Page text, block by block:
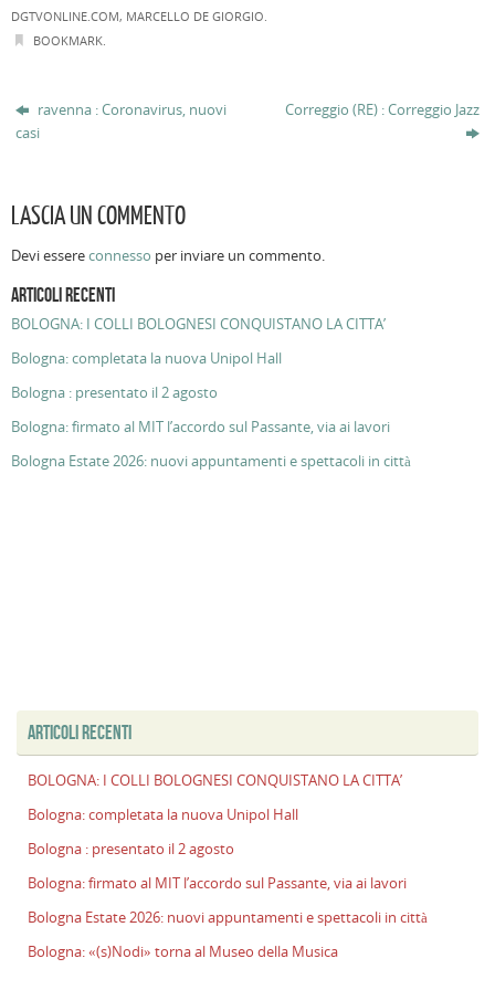
DGTVONLINE.COM, MARCELLO DE GIORGIO.
BOOKMARK.
ravenna : Coronavirus, nuovi
casi
Correggio (RE) : Correggio Jazz
LASCIA UN COMMENTO
Devi essereconnesso per inviare un commento.
ARTICOLI RECENTI
BOLOGNA: I COLLI BOLOGNESI CONQUISTANO LA CITTA’
Bologna: completata la nuova Unipol Hall
Bologna : presentato il 2 agosto
Bologna: firmato al MIT l’accordo sul Passante, via ai lavori
Bologna Estate 2026: nuovi appuntamenti e spettacoli in città
ARTICOLI RECENTI
BOLOGNA: I COLLI BOLOGNESI CONQUISTANO LA CITTA’
Bologna: completata la nuova Unipol Hall
Bologna : presentato il 2 agosto
Bologna: firmato al MIT l’accordo sul Passante, via ai lavori
Bologna Estate 2026: nuovi appuntamenti e spettacoli in città
Bologna: «(s)Nodi» torna al Museo della Musica